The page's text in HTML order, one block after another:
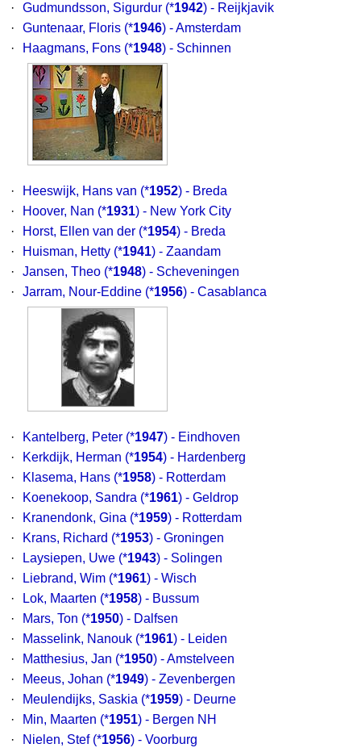
·
Gudmundsson, Sigurdur (*1942) - Reijkjavik
·
Guntenaar, Floris (*1946) - Amsterdam
·
Haagmans, Fons (*1948) - Schinnen
· Heeswijk, Hans van (*1952) - Breda
·
Hoover, Nan (*1931) - New York City
·
Horst, Ellen van der (*1954) - Breda
·
Huisman, Hetty (*1941) - Zaandam
·
Jansen, Theo (*1948) - Scheveningen
·
Jarram, Nour-Eddine (*1956) - Casablanca
· Kantelberg, Peter (*1947) - Eindhoven
·
Kerkdijk, Herman (*1954) - Hardenberg
·
Klasema, Hans (*1958) - Rotterdam
·
Koenekoop, Sandra (*1961) - Geldrop
·
Kranendonk, Gina (*1959) - Rotterdam
·
Krans, Richard (*1953) - Groningen
·
Laysiepen, Uwe (*1943) - Solingen
·
Liebrand, Wim (*1961) - Wisch
·
Lok, Maarten (*1958) - Bussum
·
Mars, Ton (*1950) - Dalfsen
·
Masselink, Nanouk (*1961) - Leiden
·
Matthesius, Jan (*1950) - Amstelveen
·
Meeus, Johan (*1949) - Zevenbergen
·
Meulendijks, Saskia (*1959) - Deurne
·
Min, Maarten (*1951) - Bergen NH
·
Nielen, Stef (*1956) - Voorburg